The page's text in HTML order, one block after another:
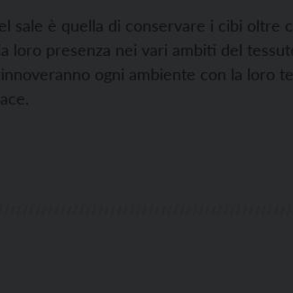
sale è quella di conservare i cibi oltre
loro presenza nei vari ambiti del
ogni ambiente con la loro